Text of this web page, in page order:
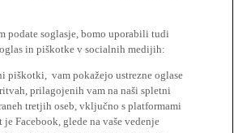
podate soglasje, bomo uporabili tudi
in piškotke v socialnih medijih:
piškotki, vam pokažejo ustrezne oglase
prilagojenih vam na naši spletni
tretjih oseb, vključno s platformami
Facebook, glede na vaše vedenje